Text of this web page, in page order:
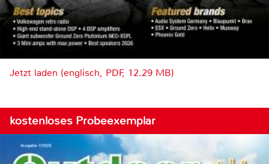
Jetzt laden (englisch, PDF, 12.29 MB)
kostenloses Probeexemplar